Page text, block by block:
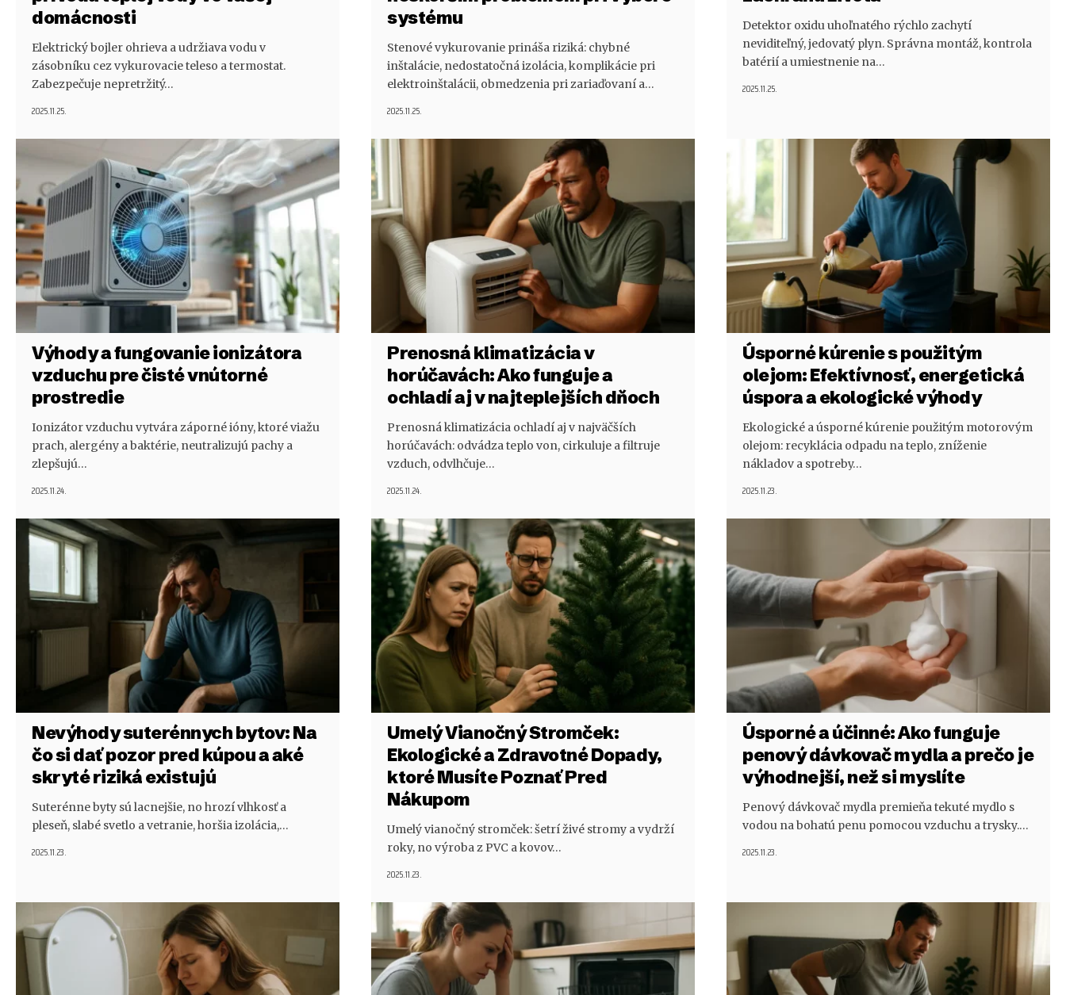
domácnosti
Elektrický bojler ohrieva a udržiava vodu v
zásobníku cez vykurovacie teleso a termostat.
Zabezpečuje nepretržitý…
2025.11.25.
systému
Stenové vykurovanie prináša riziká: chybné
inštalácie, nedostatočná izolácia, komplikácie pri
elektroinštalácii, obmedzenia pri zariaďovaní a…
2025.11.25.
Detektor oxidu uhoľnatého rýchlo zachytí
neviditeľný, jedovatý plyn. Správna montáž, kontrola
batérií a umiestnenie na…
2025.11.25.
Výhody a fungovanie ionizátora
vzduchu pre čisté vnútorné
prostredie
Ionizátor vzduchu vytvára záporné ióny, ktoré viažu
prach, alergény a baktérie, neutralizujú pachy a
zlepšujú…
2025.11.24.
Prenosná klimatizácia v
horúčavách: Ako funguje a
ochladí aj v najteplejších dňoch
Prenosná klimatizácia ochladí aj v najväčších
horúčavách: odvádza teplo von, cirkuluje a filtruje
vzduch, odvlhčuje…
2025.11.24.
Úsporné kúrenie s použitým
olejom: Efektívnosť, energetická
úspora a ekologické výhody
Ekologické a úsporné kúrenie použitým motorovým
olejom: recyklácia odpadu na teplo, zníženie
nákladov a spotreby…
2025.11.23.
Nevýhody suterénnych bytov: Na
čo si dať pozor pred kúpou a aké
skryté riziká existujú
Suterénne byty sú lacnejšie, no hrozí vlhkosť a
pleseň, slabé svetlo a vetranie, horšia izolácia,…
2025.11.23.
Umelý Vianočný Stromček:
Ekologické a Zdravotné Dopady,
ktoré Musíte Poznať Pred
Nákupom
Umelý vianočný stromček: šetrí živé stromy a vydrží
roky, no výroba z PVC a kovov…
2025.11.23.
Úsporné a účinné: Ako funguje
penový dávkovač mydla a prečo je
výhodnejší, než si myslíte
Penový dávkovač mydla premieňa tekuté mydlo s
vodou na bohatú penu pomocou vzduchu a trysky.…
2025.11.23.